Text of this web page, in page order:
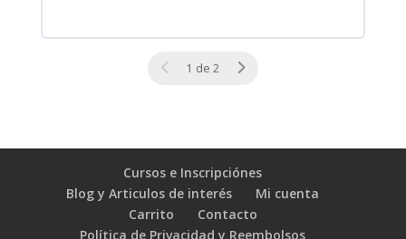
1 de 2
Cursos e Inscripciónes
Blog y Articulos de interés
Mi cuenta
Carrito
Contacto
Política de Privacidad y Reembolsos